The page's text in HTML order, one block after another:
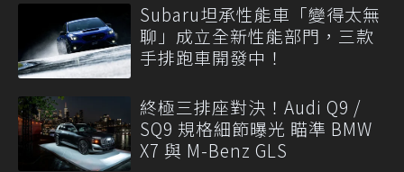
Subaru坦承性能車「變得太無
聊」成立全新性能部門，三款
手排跑車開發中！
終極三排座對決！Audi Q9 /
SQ9 規格細節曝光 瞄準 BMW
X7 與 M-Benz GLS